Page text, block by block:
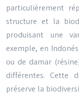
particulièrement
structure et la
produisant une
exemple, en
ou de damar
différentes. Cette
préserve la